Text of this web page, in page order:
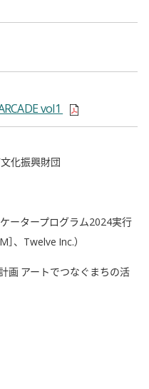
vol1 新しいウィンドウ
化振興財団
ータープログラム2024実行
、Twelve Inc.）
画 アートでつなぐまちの活